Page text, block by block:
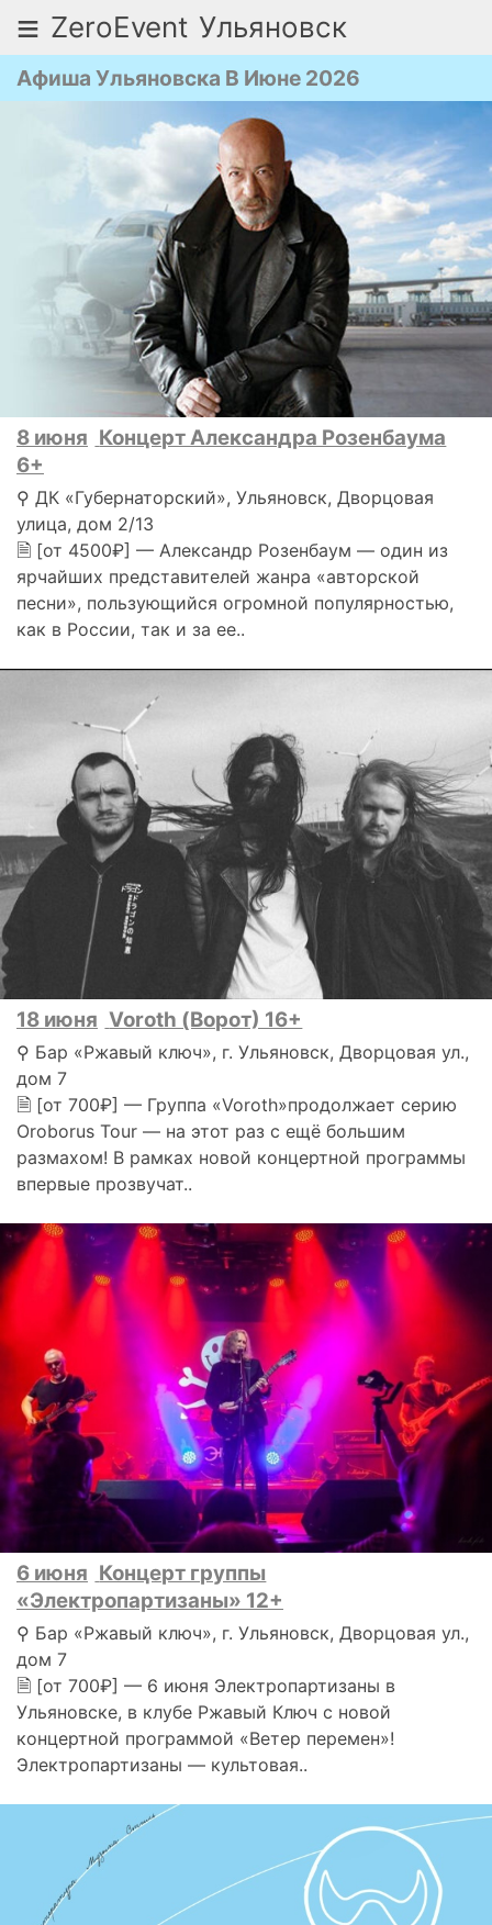
≡ ZeroEvent Ульяновск
Афиша Ульяновска В Июне 2026
8 июня Концерт Александра Розенбаума
6+
⚲ ДК «Губернаторский», Ульяновск, Дворцовая
улица, дом 2/13
🗎 [от 4500₽] — Александр Розенбаум — один из
ярчайших представителей жанра «авторской
песни», пользующийся огромной популярностью,
как в России, так и за ее..
18 июня Voroth (Ворот) 16+
⚲ Бар «Ржавый ключ», г. Ульяновск, Дворцовая ул.,
дом 7
🗎 [от 700₽] — Группа «Voroth»продолжает серию
Oroborus Tour — на этот раз с ещё большим
размахом! В рамках новой концертной программы
впервые прозвучат..
6 июня Концерт группы
«Электропартизаны» 12+
⚲ Бар «Ржавый ключ», г. Ульяновск, Дворцовая ул.,
дом 7
🗎 [от 700₽] — 6 июня Электропартизаны в
Ульяновске, в клубе Ржавый Ключ c новой
концертной программой «Ветер перемен»!
Электропартизаны — культовая..